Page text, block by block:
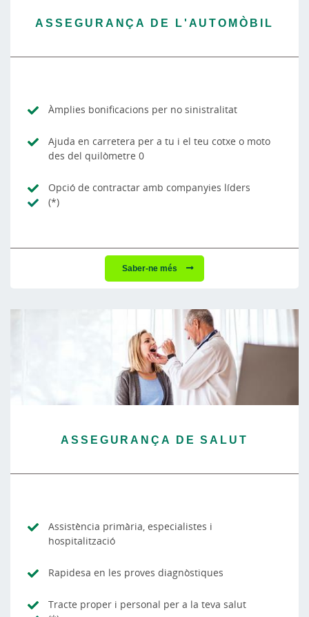
ASSEGURANÇA DE L'AUTOMÒBIL
Àmplies bonificacions per no sinistralitat
Ajuda en carretera per a tu i el teu cotxe o moto
des del quilòmetre 0
Opció de contractar amb companyies líders
(*)
Saber-ne més
ASSEGURANÇA DE SALUT
Assistència primària, especialistes i
hospitalització
Rapidesa en les proves diagnòstiques
Tracte proper i personal per a la teva salut